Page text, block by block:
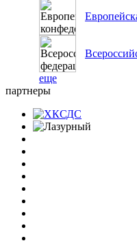
еще
партнеры